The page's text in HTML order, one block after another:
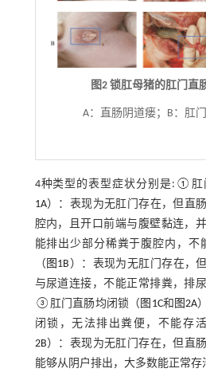
图2 锁肛母猪的肛门直
A：直肠阴道瘘；B：肛
4种类型的表型症状分别是:①肛
1A）：表现为无肛门存在，但直
腔内，且开口前端与腹壁黏连，
能排出少部分稀粪于腹腔内，
（ 图1B ）：表现为无肛门存在，
与尿道连接，不能正常排粪，排
③肛门直肠均闭锁（ 图1C和 图2A
闭锁，无法排出粪便，不能存
2B）：表现为无肛门存在，但直
能够从阴户排出，大多数能正常存